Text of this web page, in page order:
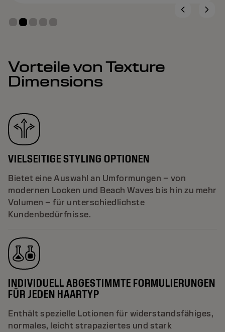
Vorteile von Texture
Dimensions
VIELSEITIGE STYLING OPTIONEN
Bietet eine Auswahl an Umformungen – von
modernen Locken und Beach Waves bis hin zu mehr
Volumen – für unterschiedlichste
Kundenbedürfnisse.
INDIVIDUELL ABGESTIMMTE FORMULIERUNGEN
FÜR JEDEN HAARTYP
Enthält spezielle Lotionen für widerstandsfähiges,
normales, leicht strapaziertes und stark